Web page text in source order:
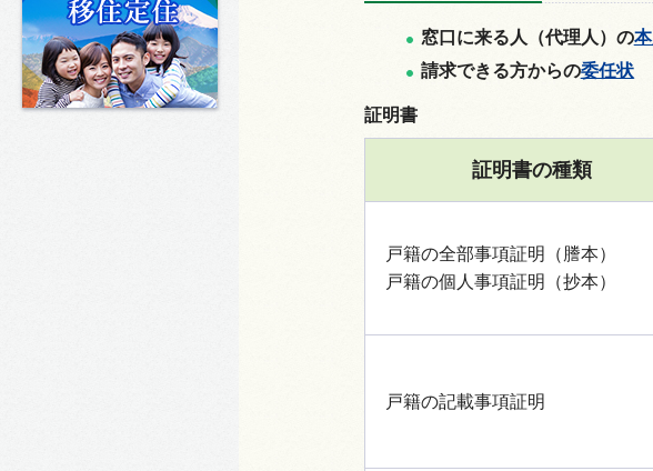
窓口に来る人（代理人）の
請求できる方からの委任状
証明書
証明書の種類
戸籍の全部事項証明（謄本）
戸籍の個人事項証明（抄本）
戸籍の記載事項証明